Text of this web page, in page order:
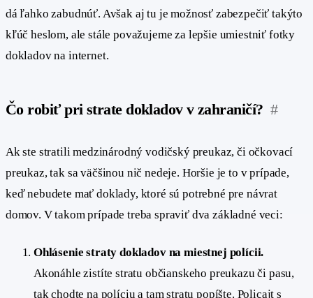
dá ľahko zabudnúť. Avšak aj tu je možnosť zabezpečiť takýto
kľúč heslom, ale stále považujeme za lepšie umiestniť fotky
dokladov na internet.
Čo robiť pri strate dokladov v zahraničí? #
Ak ste stratili medzinárodný vodičský preukaz, či očkovací
preukaz, tak sa väčšinou nič nedeje. Horšie je to v prípade,
keď nebudete mať doklady, ktoré sú potrebné pre návrat
domov. V takom prípade treba spraviť dva základné veci:
Ohlásenie straty dokladov na miestnej polícii.
Akonáhle zistíte stratu občianskeho preukazu či pasu,
tak chodte na políciu a tam stratu popíšte. Policajt s